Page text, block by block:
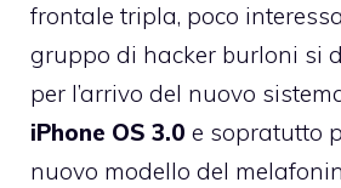
frontale tripla, poco
gruppo di hacker burloni si
per l’arrivo del nuovo
iPhone OS 3.0 e sopratutto
nuovo modello del